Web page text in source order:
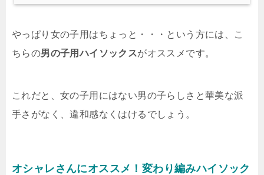
やっぱり女の子用はちょっと・・・という方には、こ
ちらの男の子用ハイソックスがオススメです。
これだと、女の子用にはない男の子らしさと華美な派
手さがなく、違和感なくはけるでしょう。
オシャレさんにオススメ！変わり編みハイソック